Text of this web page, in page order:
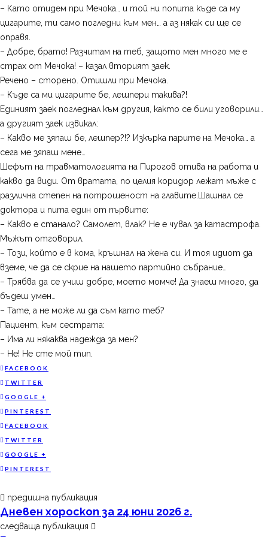
– Като отидем при Мечока… и той ни попита къде са му
цигарите, ти само погледни към мен… а аз някак си ще се
оправя.
– Добре, брато! Разчитам на теб, защото мен много ме е
страх от Мечока! – казал вторият заек.
Речено – сторено. Отишли при Мечока.
– Къде са ми цигарите бе, лешпери такива?!
Единият заек погледнал към другия, както се били уговорили…
а другият заек извикал:
– Какво ме зяпаш бе, лешпер?!? Изкърка парите на Мечока… а
сега ме зяпаш мене…
Шефът на травматологията на Пирогов отива на работа и
какво да види. От вратата, по целия коридор лежат мъже с
различна степен на потрошеност на главите.Шашнал се
доктора и пита един от първите:
– Какво е станало? Самолет, влак? Не е чувал за катастрофа.
Мъжът отговорил.
– Този, който е в кома, кръшнал на жена си. И тоя идиот да
вземе, че да се скрие на нашето партийно събрание…
– Трябва да се учиш добре, моето момче! Да знаеш много, да
бъдеш умен…
– Тате, а не може ли да съм като теб?
Пациент, към сестрата:
– Има ли някаква надежда за мен?
– Не! Не сте мой тип.
FACEBOOK
TWITTER
GOOGLE +
PINTEREST
FACEBOOK
TWITTER
GOOGLE +
PINTEREST
предишна публикация
Дневен хороскоп за 24 юни 2026 г.
следваща публикация